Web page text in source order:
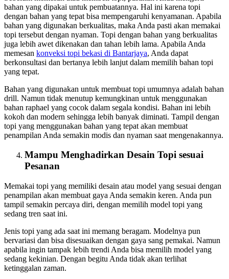
bahan yang dipakai untuk pembuatannya. Hal ini karena topi
dengan bahan yang tepat bisa mempengaruhi kenyamanan. Apabila
bahan yang digunakan berkualitas, maka Anda pasti akan memakai
topi tersebut dengan nyaman. Topi dengan bahan yang berkualitas
juga lebih awet dikenakan dan tahan lebih lama. Apabila Anda
memesan konveksi topi bekasi di Bantarjaya, Anda dapat
berkonsultasi dan bertanya lebih lanjut dalam memilih bahan topi
yang tepat.
Bahan yang digunakan untuk membuat topi umumnya adalah bahan
drill. Namun tidak menutup kemungkinan untuk menggunakan
bahan raphael yang cocok dalam segala kondisi. Bahan ini lebih
kokoh dan modern sehingga lebih banyak diminati. Tampil dengan
topi yang menggunakan bahan yang tepat akan membuat
penampilan Anda semakin modis dan nyaman saat mengenakannya.
Mampu Menghadirkan Desain Topi sesuai
Pesanan
Memakai topi yang memiliki desain atau model yang sesuai dengan
penampilan akan membuat gaya Anda semakin keren. Anda pun
tampil semakin percaya diri, dengan memilih model topi yang
sedang tren saat ini.
Jenis topi yang ada saat ini memang beragam. Modelnya pun
bervariasi dan bisa disesuaikan dengan gaya sang pemakai. Namun
apabila ingin tampak lebih trendi Anda bisa memilih model yang
sedang kekinian. Dengan begitu Anda tidak akan terlihat
ketinggalan zaman.